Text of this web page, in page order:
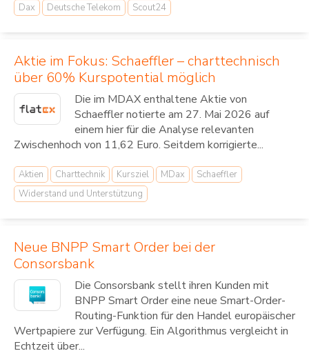
Dax Deutsche Telekom Scout24
Aktie im Fokus: Schaeffler – charttechnisch
über 60% Kurspotential möglich
Die im MDAX enthaltene Aktie von
Schaeffler notierte am 27. Mai 2026 auf
einem hier für die Analyse relevanten
Zwischenhoch von 11,62 Euro. Seitdem korrigierte...
Aktien Charttechnik Kursziel MDax
Schaeffler
Widerstand und Unterstützung
Neue BNPP Smart Order bei der
Consorsbank
Die Consorsbank stellt ihren Kunden mit
BNPP Smart Order eine neue Smart-Order-
Routing-Funktion für den Handel europäischer
Wertpapiere zur Verfügung. Ein Algorithmus vergleicht in
Echtzeit über...